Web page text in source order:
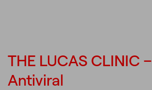
THE LUCAS CLINIC –
Antiviral